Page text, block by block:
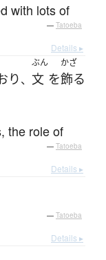
with lots of
— Tatoeba
Details ▸
り、
ぶん
文 を
かざ
飾る
the role of
— Tatoeba
Details ▸
— Tatoeba
Details ▸